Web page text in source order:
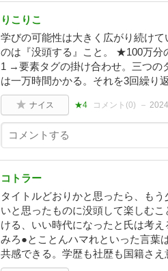
りこりこ
学びの可能性は大きく広がり続け
のは『没頭する』こと。 ★100万分
1 →要素タグの掛け合わせ。三つの
は一万時間かかる。それを3回繰り
ナイス ★4 コメント(0)
コトラー
タイトルどおりかと思ったら、も
いと思ったものに没頭して楽しむ
ける、いい時代になったと氏は考
みろ●とことんハマれといった言葉
共感できる。学歴も社歴も国籍さえ